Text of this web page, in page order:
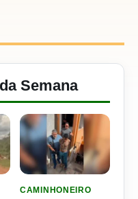
Semana
CAMINHONEIRO